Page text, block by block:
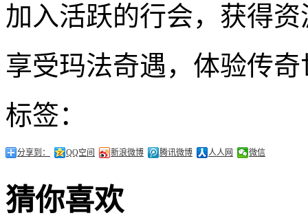
加入活跃的行会，获得
享受玛法奇遇，体验传
标签：
分享到： QQ空间 新浪微博 腾讯微博 人人网 微信
猜你喜欢